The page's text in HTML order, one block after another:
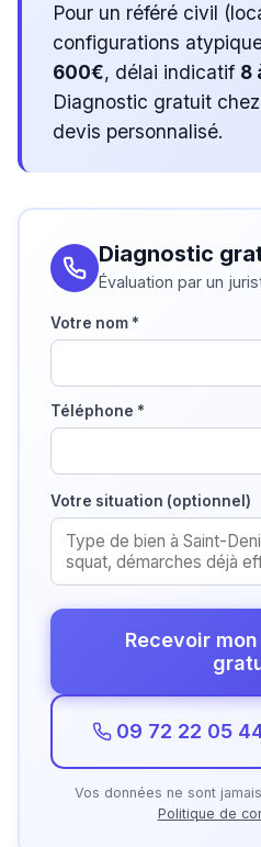
Pour un référé civil
configurations
600€, délai indicatif 8
Diagnostic gratuit
devis personnalisé.
Diagnostic
Évaluation par un
Votre nom *
Téléphone *
Votre situation (optionnel)
Recevoir
09 72 22 05
Vos données ne sont
Politique de